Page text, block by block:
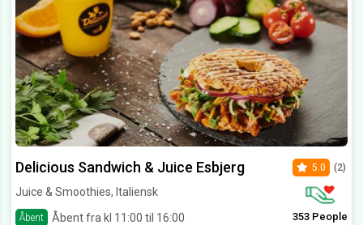
Delicious Sandwich & Juice Esbjerg
Juice & Smoothies, Italiensk
Åbent Åbent fra kl 11:00 til 16:00
5.0 (2)
353 People